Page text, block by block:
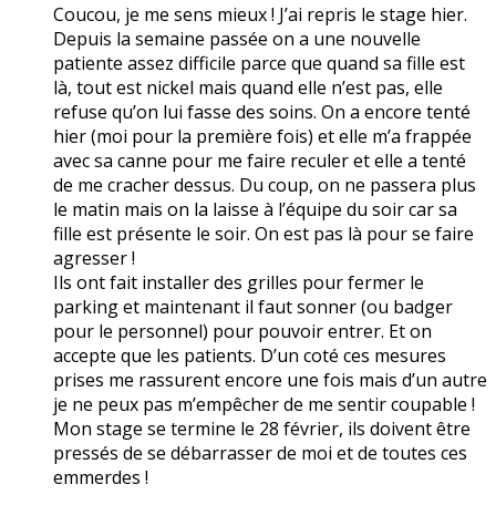
Coucou, je me sens mieux ! J’ai repris le stage hier.
Depuis la semaine passée on a une nouvelle
patiente assez difficile parce que quand sa fille est
là, tout est nickel mais quand elle n’est pas, elle
refuse qu’on lui fasse des soins. On a encore tenté
hier (moi pour la première fois) et elle m’a frappée
avec sa canne pour me faire reculer et elle a tenté
de me cracher dessus. Du coup, on ne passera plus
le matin mais on la laisse à l’équipe du soir car sa
fille est présente le soir. On est pas là pour se faire
agresser !
Ils ont fait installer des grilles pour fermer le
parking et maintenant il faut sonner (ou badger
pour le personnel) pour pouvoir entrer. Et on
accepte que les patients. D’un coté ces mesures
prises me rassurent encore une fois mais d’un autre
je ne peux pas m’empêcher de me sentir coupable !
Mon stage se termine le 28 février, ils doivent être
pressés de se débarrasser de moi et de toutes ces
emmerdes !